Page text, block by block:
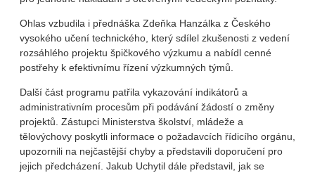
Ohlas vzbudila i přednáška Zdeňka Hanzálka z Českého
vysokého učení technického, který sdílel zkušenosti z vedení
rozsáhlého projektu špičkového výzkumu a nabídl cenné
postřehy k efektivnímu řízení výzkumných týmů.
Další část programu patřila vykazování indikátorů a
administrativním procesům při podávání žádostí o změny
projektů. Zástupci Ministerstva školství, mládeže a
tělovýchovy poskytli informace o požadavcích řídicího orgánu,
upozornili na nejčastější chyby a představili doporučení pro
jejich předcházení. Jakub Uchytil dále představil, jak se